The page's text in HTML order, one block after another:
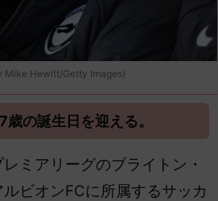
Mike Hewitt/Getty Images)
の誕生日を迎える。
ミアリーグのブライトン・
ビオンFCに所属するサッカ